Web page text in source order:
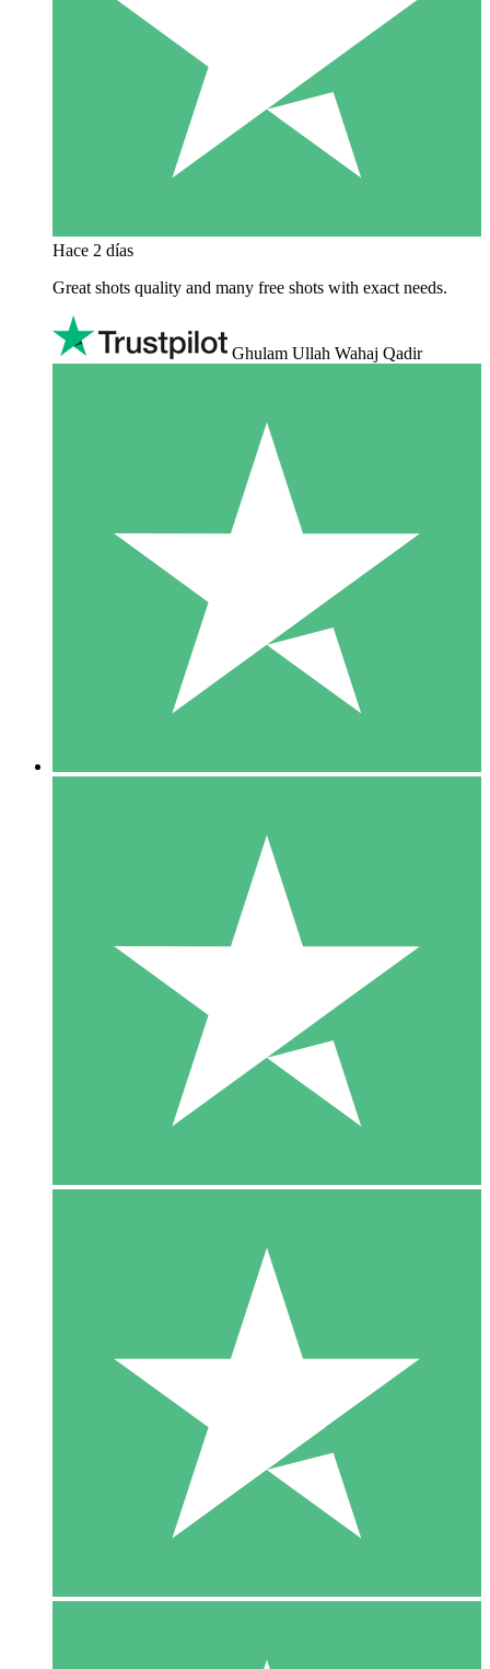
Hace 2 días
Great shots quality and many free shots with exact needs.
Ghulam Ullah Wahaj Qadir